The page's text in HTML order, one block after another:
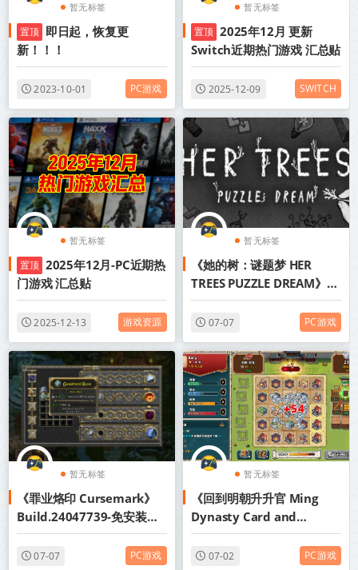
暂无标签
置顶 即日起，恢复更
新！！！
2023-10-01 PC游戏
暂无标签
置顶 2025年12月 更新
Switch近期热门游戏 汇总贴
2025-12-09 SWITCH
暂无标签
置顶 2025年12月-PC近期热
门游戏 汇总贴
2025-12-13 游戏资源
暂无标签
《她的树：谜题梦 HER
TREES PUZZLE DREAM》
Build.22476357-免安装中
文版丨中文版网盘下载
07-07 PC游戏
暂无标签
《罪业烙印 Cursemark》
Build.24047739-免安装中
文版丨中文版网盘下载
07-07 PC游戏
暂无标签
《回到明朝升升官 Ming
Dynasty Card and
Court》v1.0.0-免安装中文
版丨中文版网盘下载
07-02 PC游戏